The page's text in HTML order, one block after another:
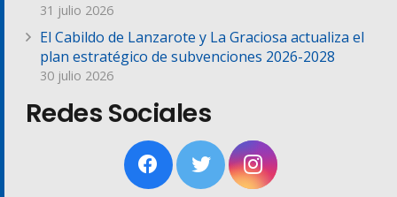
31 julio 2026
El Cabildo de Lanzarote y La Graciosa actualiza el
plan estratégico de subvenciones 2026-2028
30 julio 2026
Redes Sociales